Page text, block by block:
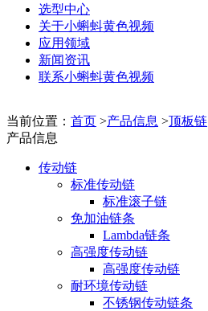
选型中心
关于小蝌蚪黄色视频
应用领域
新闻资讯
联系小蝌蚪黄色视频
当前位置： 首页 >产品信息 >顶板链
产品信息
传动链
标准传动链
标准滚子链
免加油链条
Lambda链条
高强度传动链
高强度传动链
耐环境传动链
不锈钢传动链条